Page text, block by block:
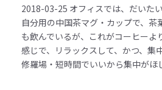
2018-03-25 オフィスでは、だいた
自分用の中国茶マグ・カップで、茶
も飲んでいるが、これがコーヒーよ
感じで、リラックスして、かつ、集
修羅場・短時間でいいから集中がほ